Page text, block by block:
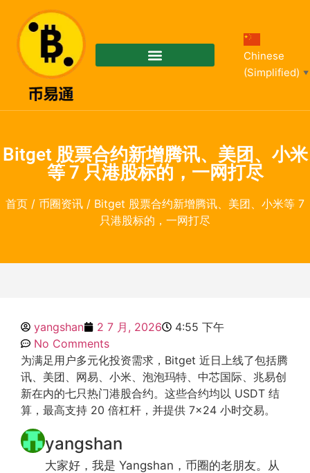
Chinese
(Simplified)
▼
Bitget 股票合约新增腾讯、美团、小米
等 7 只港股标的，一网打尽
首页 / 币圈资讯 / Bitget 股票合约新增腾讯、美团、小米等 7
只港股标的，一网打尽
yangshan 2 7 月, 2026
4:55 下午
No Comments
为满足用户多元化投资需求，Bitget 近日上线了包括腾
讯、美团、网易、小米、泡泡玛特、中芯国际、兆易创
新在内的七只热门港股合约。这些合约均以 USDT 结
算，最高支持 20 倍杠杆，并提供 7×24 小时交易。
yangshan
大家好，我是 Yangshan，币圈的老朋友。从